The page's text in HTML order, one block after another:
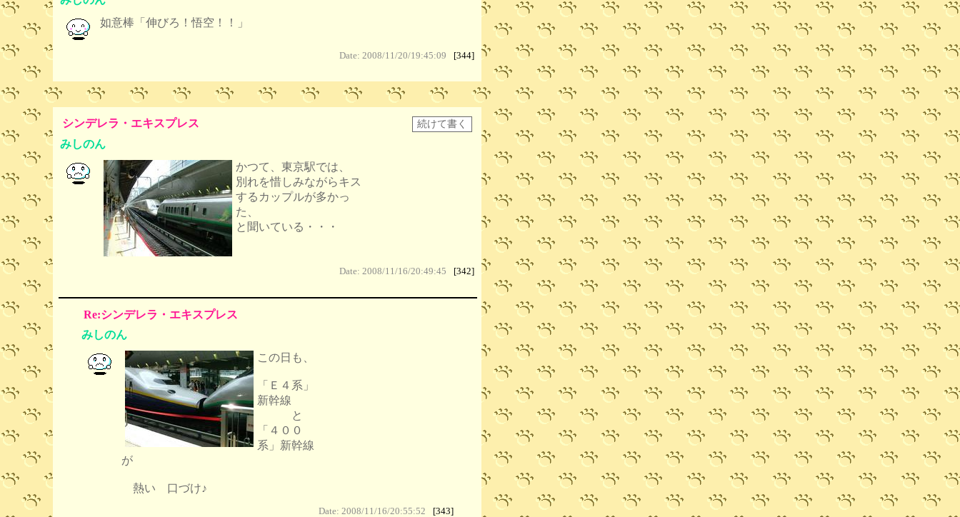
如意棒「伸びろ！悟空！！」
Date: 2008/11/20/19:45:09 [344]
シンデレラ・エキスプレス
みしのん
かつて、東京駅では、
別れを惜しみながらキス
するカップルが多かっ
た、
と聞いている・・・
Date: 2008/11/16/20:49:45 [342]
Re:シンデレラ・エキスプレス
みしのん
この日も、
「Ｅ４系」
新幹線
と
「４００
系」新幹線
が
熱い 口づけ♪
Date: 2008/11/16/20:55:52 [343]